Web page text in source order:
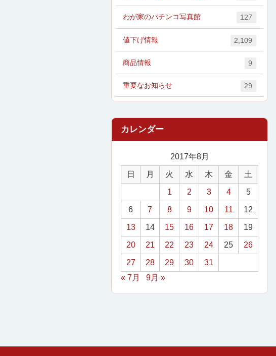
わが家のパチンコ写真館 127
値下げ情報 2,109
商品情報 9
重要なお知らせ 29
2017年8月
日 月 火 水 木 金 土
1 2 3 4 5
6 7 8 9 10 11 12
13 14 15 16 17 18 19
20 21 22 23 24 25 26
27 28 29 30
31
« 7月
9月 »